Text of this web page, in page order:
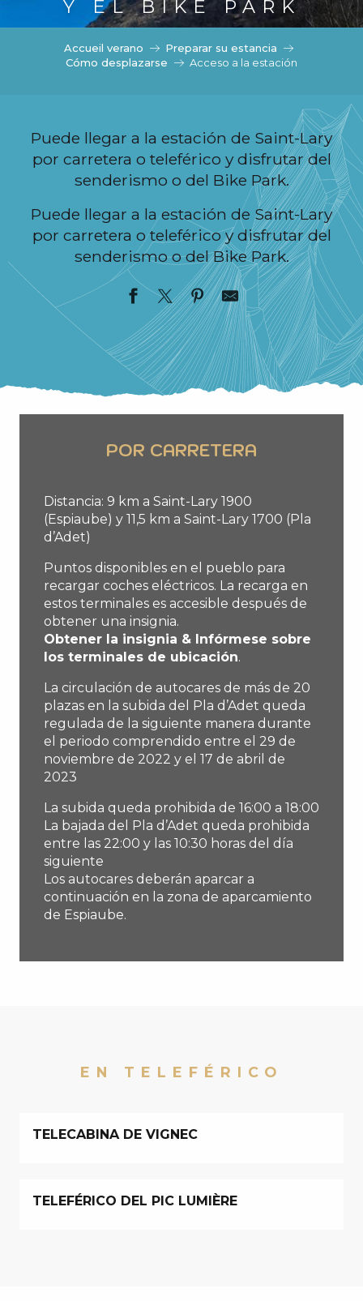
Y EL BIKE PARK
Accueil verano
Preparar su estancia
Cómo desplazarse
Acceso a la estación
Puede llegar a la estación de Saint-Lary
por carretera o teleférico y disfrutar del
senderismo o del Bike Park.
Puede llegar a la estación de Saint-Lary
por carretera o teleférico y disfrutar del
senderismo o del Bike Park.
POR CARRETERA
Distancia: 9 km a Saint-Lary 1900
(Espiaube) y 11,5 km a Saint-Lary 1700 (Pla
d’Adet)
Puntos disponibles en el pueblo para
recargar coches eléctricos. La recarga en
estos terminales es accesible después de
obtener una insignia.
Obtener la insignia & Infórmese sobre
los terminales de ubicación.
La circulación de autocares de más de 20
plazas en la subida del Pla d’Adet queda
regulada de la siguiente manera durante
el periodo comprendido entre el 29 de
noviembre de 2022 y el 17 de abril de
2023
La subida queda prohibida de 16:00 a 18:00
La bajada del Pla d’Adet queda prohibida
entre las 22:00 y las 10:30 horas del día
siguiente
Los autocares deberán aparcar a
continuación en la zona de aparcamiento
de Espiaube.
EN TELEFÉRICO
TELECABINA DE VIGNEC
TELEFÉRICO DEL PIC LUMIÈRE